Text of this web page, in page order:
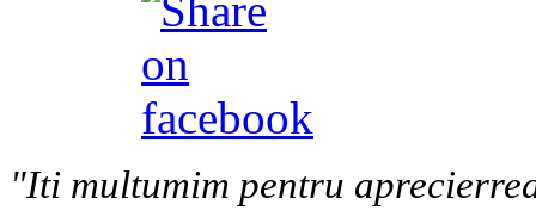
"Iti multumim pentru